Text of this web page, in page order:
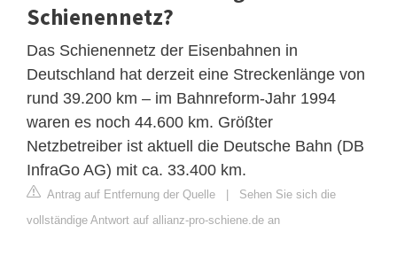
Schienennetz?
Das Schienennetz der Eisenbahnen in
Deutschland hat derzeit eine Streckenlänge von
rund 39.200 km – im Bahnreform-Jahr 1994
waren es noch 44.600 km. Größter
Netzbetreiber ist aktuell die Deutsche Bahn (DB
InfraGo AG) mit ca. 33.400 km.
Antrag auf Entfernung der Quelle | Sehen Sie sich die
vollständige Antwort auf allianz-pro-schiene.de an